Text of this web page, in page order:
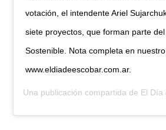
votación, el intendente Ariel
siete proyectos, que forman parte
Sostenible. Nota completa en
www.eldiadeescobar.com.ar.
Una publicación compartida de El Día